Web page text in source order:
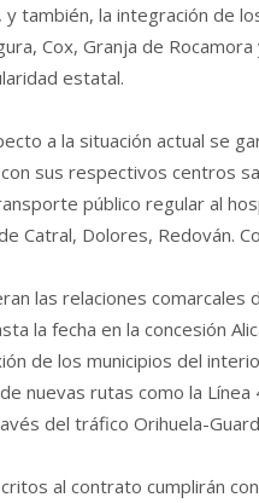
también, la integración de
Cox, Granja de
estatal.
a la situación actual se
sus respectivos centros
público regular al
Catral, Dolores, Redován.
las relaciones
la fecha en la concesión
de los municipios del
nuevas rutas como la
del tráfico Orihuela-
al contrato cumplirán